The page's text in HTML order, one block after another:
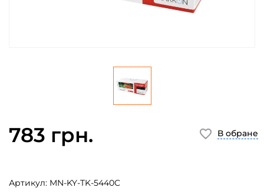
783 грн.
Артикул: MN-KY-TK-5440C
В обране